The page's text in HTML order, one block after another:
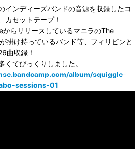
インディーズバンドの音源を収録したコ
カセットテープ！
からリリースしているマニラのThe
掛け持っているバンド等、フィリピンと
曲収録！
くてびっくりしました。
album/squiggle-
sessions-01